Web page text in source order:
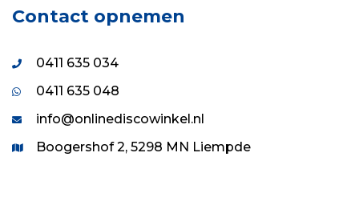
Contact opnemen
0411 635 034
0411 635 048
info@onlinediscowinkel.nl
Boogershof 2, 5298 MN Liempde